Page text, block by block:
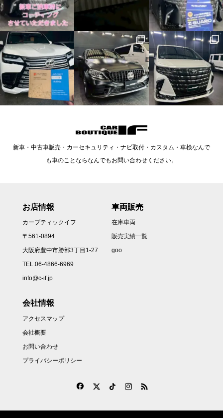
新車・中古車販売・カーセキュリティ・ナビ取付・カスタム・車検なんで
も車のことならなんでもお問い合わせください。
お店情報
カーブティックイフ
〒561-0894
大阪府豊中市勝部3丁目1-27
TEL.06-4866-6969
info@c-if.jp
車両販売
在庫車両
販売実績一覧
goo
会社情報
アクセスマップ
会社概要
お問い合わせ
プライバシーポリシー